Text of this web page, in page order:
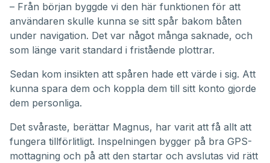
– Från början byggde vi den här funktionen för att
användaren skulle kunna se sitt spår bakom båten
under navigation. Det var något många saknade, och
som länge varit standard i fristående plottrar.
Sedan kom insikten att spåren hade ett värde i sig. Att
kunna spara dem och koppla dem till sitt konto gjorde
dem personliga.
Det svåraste, berättar Magnus, har varit att få allt att
fungera tillförlitligt. Inspelningen bygger på bra GPS-
mottagning och på att den startar och avslutas vid rätt